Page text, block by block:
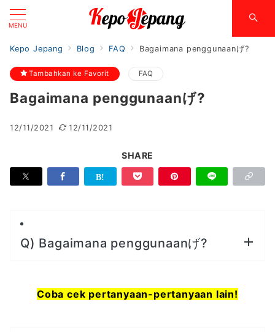
MENU
Kepo Jepang Blog FAQ Bagaimana penggunaanげ?
Tambahkan ke Favorit FAQ
Bagaimana penggunaanげ?
12/11/2021 12/11/2021
SHARE
Q) Bagaimana penggunaanげ?
Coba cek pertanyaan-pertanyaan lain!